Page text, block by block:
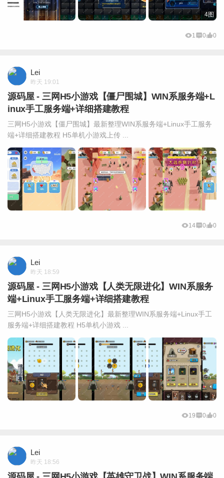
4图
1 0 0
Lei
昨天 19:01
源码屋 - 三网H5小游戏【僵尸围城】WIN系服务端+L
inux手工服务端+详细搭建教程
三网H5小游戏【僵尸围城】最新整理WIN系服务端+Linux手工服务
端+详细搭建教程 H5单机小游戏上传 ...
14 0 0
Lei
昨天 18:59
源码屋 - 三网H5小游戏【人类无限进化】WIN系服务
端+Linux手工服务端+详细搭建教程
三网H5小游戏【人类无限进化】最新整理WIN系服务端+Linux手工
服务端+详细搭建教程 H5单机小游戏 ...
19 0 0
Lei
昨天 18:56